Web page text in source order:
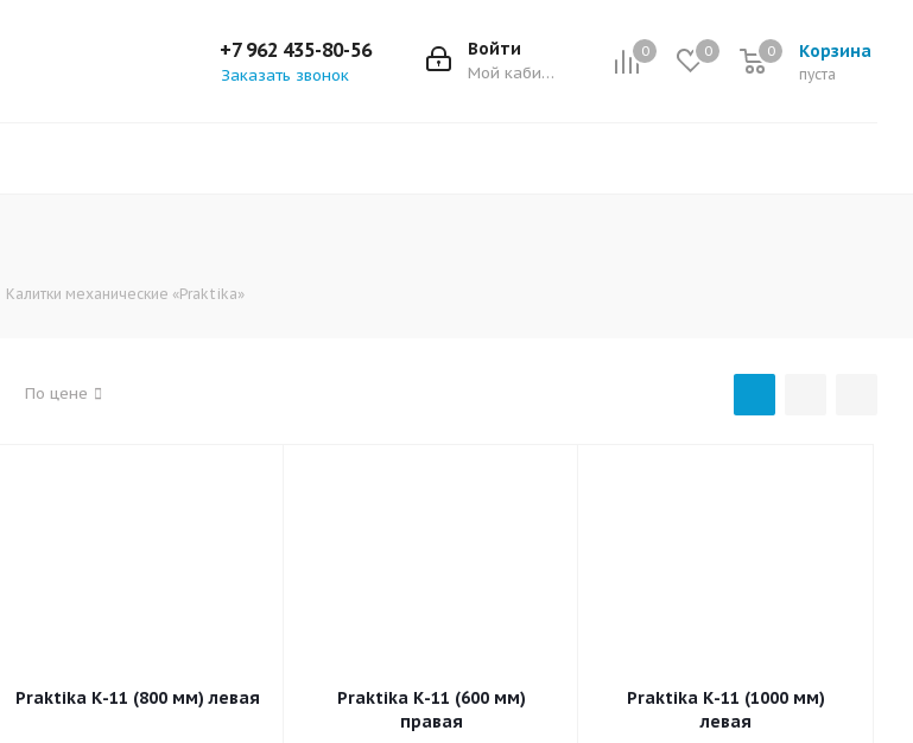
0 0 Корзина
0
пуста
0
Войти
Мой кабинет
+7 962 435-80-56
Заказать звонок
Калитки механические «Praktika»
По цене
Praktika К-11 (800 мм) левая
Praktika К-11 (600 мм)
правая
Praktika К-11 (1000 мм)
левая